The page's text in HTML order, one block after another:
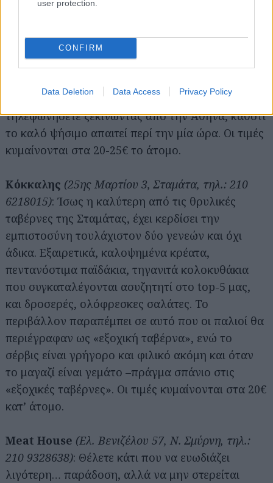
user protection.
CONFIRM
Data Deletion Data Access Privacy Policy
αργήσει να έρθει στο τραπέζι, αλλά θα αξίζει κάθε
δευτερόλεπτο αναμονής. Κρατήσεις δεν γίνονται,
μια συγκεκριμένη ώρα», καλό θα είναι όμως να
τηλεφωνήσετε ξεκινώντας από την Αθήνα, καθότι
το καλό ψήσιμο απαιτεί περί την μία ώρα. Οι τιμές
κυμαίνονται στα 20-25€ το άτομο.
Κόκκαλης (25ης Μαρτίου 3, Σταμάτα, τηλ.: 210
6218015): Ίσως η καλύτερη από τις θρυλικές
ταβέρνες της Σταμάτας, έχει κερδίσει την
εμπιστοσύνη τουλάχιστον δύο γενεών και όχι
άδικα. Εξαιρετικά, καλοψημένα κρέατα,
πεντανόστιμα παϊδάκια, τηγανιτά κολοκυθάκια
που συγκαταλέγονται ασυζητητί στο top-5 μας,
και δροσερές, ολόφρεσκες σαλάτες. Το
περιβάλλον παραπέμπει σε αυτό που οι παλιοί θα
περιέγραφαν ως «εξοχική ταβέρνα», ενώ το
σέρβις είναι γρήγορο και φιλικό ακόμη και όταν
το μαγαζί είναι γεμάτο –πράγμα σπάνιο στις
«εξοχικές ταβέρνες». Οι τιμές κυμαίνονται στα 20€
κατ’ άτομο.
Meat House (Ελ. Βενιζέλου 57, Ν. Σμύρνη, τηλ.:
210 9328638): Θέλετε κάτι που να ευωδιάζει
λιγότερη… παράδοση, αλλά να μην στερείται